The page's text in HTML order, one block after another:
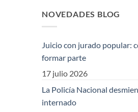
NOVEDADES BLOG
Juicio con jurado popular:
formar parte
17 julio 2026
La Policía Nacional
internado